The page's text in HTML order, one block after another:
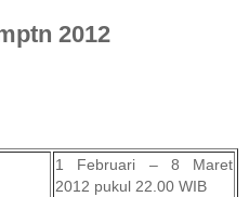
2012
1 Februari – 8 Maret
2012 pukul 22.00 WIB